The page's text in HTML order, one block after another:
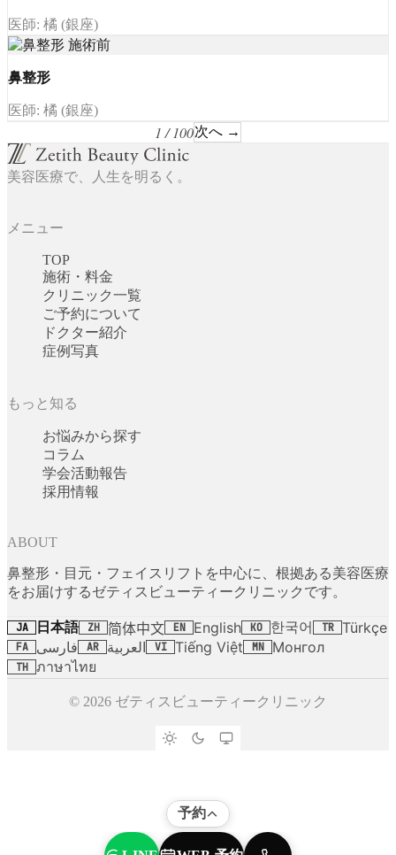
医師: 橘 (銀座)
鼻整形
医師: 橘 (銀座)
1 / 100次へ →
美容医療で、人生を明るく。
メニュー
TOP
施術・料金
クリニック一覧
ご予約について
ドクター紹介
症例写真
もっと知る
お悩みから探す
コラム
学会活動報告
採用情報
ABOUT
鼻整形・目元・フェイスリフトを中心に、根拠ある美容医療
をお届けするゼティスビューティークリニックです。
JA 日本語 ZH 简体中文 EN English KO 한국어 TR Türkçe
FA فارسی AR العربية VI Tiếng Việt MN Монгол
TH ภาษาไทย
© 2026 ゼティスビューティークリニック
予約